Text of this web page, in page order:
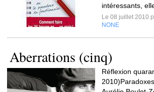
intéressants,
Le 08 juillet 2010
NONE
Aberrations (cinq)
Réflexion